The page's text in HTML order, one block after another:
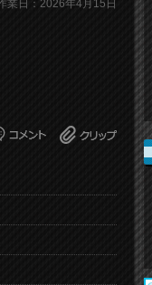
業日：2026年4月15日